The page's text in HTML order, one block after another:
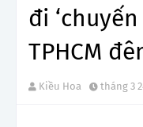
đi
TPHCM
Kiều Hoa tháng 3